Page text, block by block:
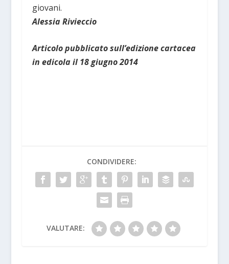
giovani.
Alessia Rivieccio
Articolo pubblicato sull’edizione cartacea
in edicola il 18 giugno 2014
CONDIVIDERE:
VALUTARE: